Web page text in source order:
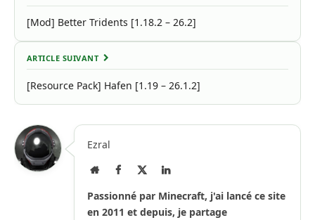
[Mod] Better Tridents [1.18.2 – 26.2]
ARTICLE SUIVANT
[Resource Pack] Hafen [1.19 – 26.1.2]
Ezral
Site
Facebook
X
LinkedIn
Passionné par Minecraft, j'ai lancé ce site
en 2011 et depuis, je partage